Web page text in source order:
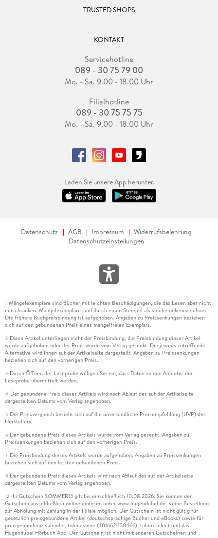
TRUSTED SHOPS
KONTAKT
Servicehotline
089 - 30 75 79 00
Mo. - Sa. 9.00 - 18.00 Uhr
Filialhotline
089 - 30 75 75 75
Mo. - Sa. 9.00 - 18.00 Uhr
Laden Sie unsere App herunter.
Datenschutz AGB Impressum
Widerrufsbelehrung
Datenschutzeinstellungen
1 Mängelexemplare sind Bücher mit leichten Beschädigungen, die das Lesen aber nicht
einschränken. Mängelexemplare sind durch einen Stempel als solche gekennzeichnet.
Die frühere Buchpreisbindung ist aufgehoben. Angaben zu Preissenkungen beziehen
sich auf den gebundenen Preis eines mangelfreien Exemplars.
2 Diese Artikel unterliegen nicht der Preisbindung, die Preisbindung dieser Artikel
wurde aufgehoben oder der Preis wurde vom Verlag gesenkt. Die jeweils zutreffende
Alternative wird Ihnen auf der Artikelseite dargestellt. Angaben zu Preissenkungen
beziehen sich auf den vorherigen Preis.
3 Durch Öffnen der Leseprobe willigen Sie ein, dass Daten an den Anbieter der
Leseprobe übermittelt werden.
4 Der gebundene Preis dieses Artikels wird nach Ablauf des auf der Artikelseite
dargestellten Datums vom Verlag angehoben.
5 Der Preisvergleich bezieht sich auf die unverbindliche Preisempfehlung (UVP) des
Herstellers.
6 Der gebundene Preis dieses Artikels wurde vom Verlag gesenkt. Angaben zu
Preissenkungen beziehen sich auf den vorherigen Preis.
7 Die Preisbindung dieses Artikels wurde aufgehoben. Angaben zu Preissenkungen
beziehen sich auf den letzten gebundenen Preis.
8 Der gebundene Preis dieses Artikels wird nach Ablauf des auf der Artikelseite
dargestellten Datums vom Verlag angehoben.
12 Ihr Gutschein SOMMER13 gilt bis einschließlich 10.08.2026. Sie können den
Gutschein ausschließlich online einlösen unter www.hugendubel.de. Keine Bestellung
zur Abholung mit Zahlung in der Filiale möglich. Der Gutschein ist nicht gültig für
gesetzlich preisgebundene Artikel (deutschsprachige Bücher und eBooks) sowie für
preisgebundene Kalender, tolino shine (4016621130466), tolino select und das
Hugendubel Hörbuch Abo. Der Gutschein ist nicht mit anderen Gutscheinen und